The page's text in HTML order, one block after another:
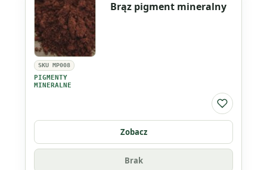
ceglany
pigment
mineralny
SKU MP008
PIGMENTY
MINERALNE
Brąz pigment mineralny
Do listy
Zobacz
Brak